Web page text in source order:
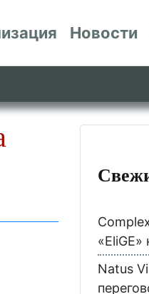
Новости
«EliGE»
Natus